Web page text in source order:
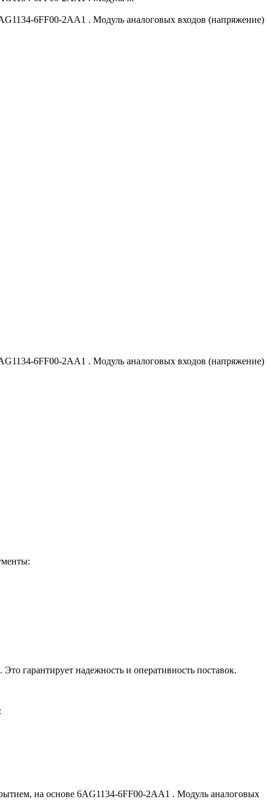
6FF00-2AA1 . Модуль аналоговых входов (напряжение)
6FF00-2AA1 . Модуль аналоговых входов (напряжение)
гарантирует надежность и оперативность поставок.
на основе 6AG1134-6FF00-2AA1 . Модуль аналоговых